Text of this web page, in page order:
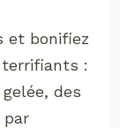
et bonifiez
:
des
par